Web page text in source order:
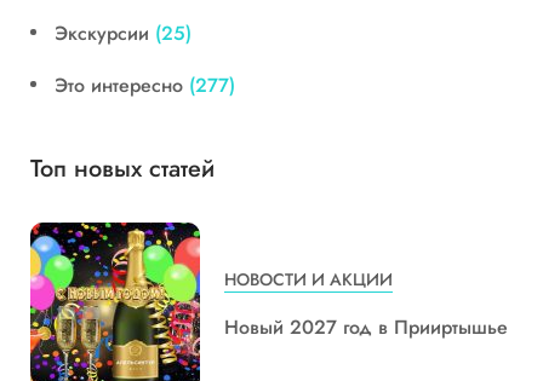
Экскурсии (25)
Это интересно (277)
Топ новых статей
НОВОСТИ И АКЦИИ
Новый 2027 год в Прииртышье